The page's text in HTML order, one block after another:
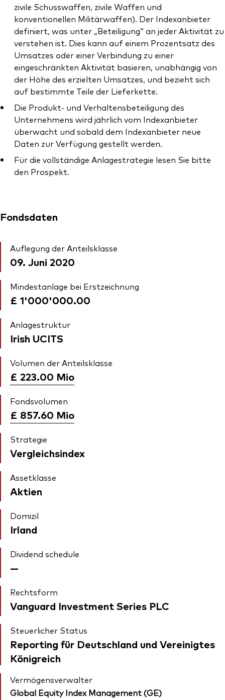
zivile Schusswaffen, zivile Waffen und
konventionellen Militärwaffen). Der Indexanbieter
definiert, was unter „Beteiligung“ an jeder Aktivität zu
verstehen ist. Dies kann auf einem Prozentsatz des
Umsatzes oder einer Verbindung zu einer
eingeschränkten Aktivität basieren, unabhängig von
der Höhe des erzielten Umsatzes, und bezieht sich
auf bestimmte Teile der Lieferkette.
Die Produkt- und Verhaltensbeteiligung des
Unternehmens wird jährlich vom Indexanbieter
überwacht und sobald dem Indexanbieter neue
Daten zur Verfügung gestellt werden.
Für die vollständige Anlagestrategie lesen Sie bitte
den Prospekt.
Fondsdaten
Auflegung der Anteilsklasse
09. Juni 2020
Mindestanlage bei Erstzeichnung
£ 1'000'000.00
Anlagestruktur
Irish UCITS
Volumen der Anteilsklasse
£ 223.00 Mio
Fondsvolumen
£ 857.60 Mio
Strategie
Vergleichsindex
Assetklasse
Aktien
Domizil
Irland
Dividend schedule
—
Rechtsform
Vanguard Investment Series PLC
Steuerlicher Status
Reporting für Deutschland und Vereinigtes
Königreich
Vermögensverwalter
Global Equity Index Management (GE)